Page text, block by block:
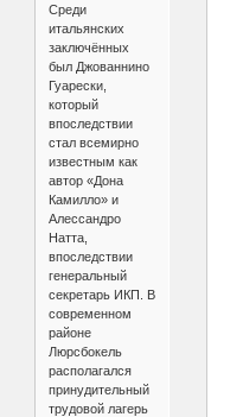
Среди
итальянских
заключённых
был Джованнино
Гуарески,
который
впоследствии
стал всемирно
известным как
автор «Дона
Камилло» и
Алессандро
Натта,
впоследствии
генеральный
секретарь ИКП. В
современном
районе
Люрсбокель
располагался
принудительный
трудовой лагерь